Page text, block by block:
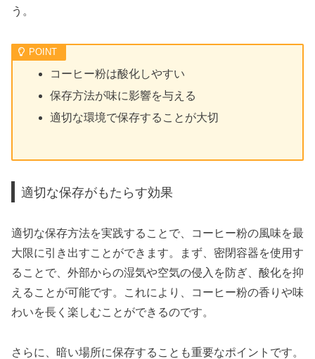
う。
コーヒー粉は酸化しやすい
保存方法が味に影響を与える
適切な環境で保存することが大切
適切な保存がもたらす効果
適切な保存方法を実践することで、コーヒー粉の風味を最
大限に引き出すことができます。まず、密閉容器を使用す
ることで、外部からの湿気や空気の侵入を防ぎ、酸化を抑
えることが可能です。これにより、コーヒー粉の香りや味
わいを長く楽しむことができるのです。
さらに、暗い場所に保存することも重要なポイントです。